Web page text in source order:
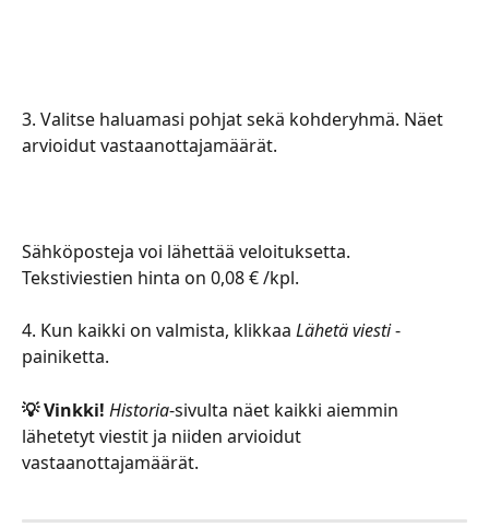
3. Valitse haluamasi pohjat sekä kohderyhmä. Näet
arvioidut vastaanottajamäärät.
Sähköposteja voi lähettää veloituksetta.
Tekstiviestien hinta on 0,08 € /kpl.
4. Kun kaikki on valmista, klikkaa Lähetä viesti -
painiketta.
💡 Vinkki! Historia-sivulta näet kaikki aiemmin
lähetetyt viestit ja niiden arvioidut
vastaanottajamäärät.